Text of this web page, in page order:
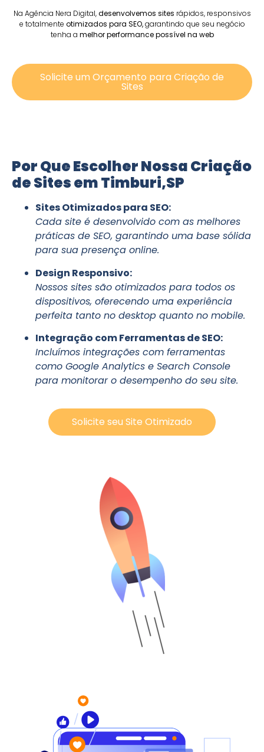
Na Agência Nera Digital,desenvolvemos sites rápidos, responsivos
e totalmente otimizados para SEO,garantindo que seu negócio
tenha a melhor performance possível na web
Solicite um Orçamento para Criação de
Sites
Por Que Escolher Nossa Criação
de Sites em Timburi,SP
Sites Otimizados para SEO:
Cada site é desenvolvido com as melhores
práticas de SEO, garantindo uma base sólida
para sua presença online.
Design Responsivo:
Nossos sites são otimizados para todos os
dispositivos, oferecendo uma experiência
perfeita tanto no desktop quanto no mobile.
Integração com Ferramentas de SEO:
Incluímos integrações com ferramentas
como Google Analytics e Search Console
para monitorar o desempenho do seu site.
Solicite seu Site Otimizado